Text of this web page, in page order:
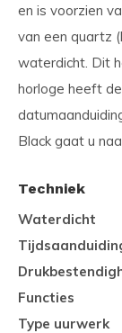
en is voorzien
van een quartz
waterdicht. Dit
horloge heeft
Black gaat u
Techniek
Waterdicht
Functies
Type uurwerk